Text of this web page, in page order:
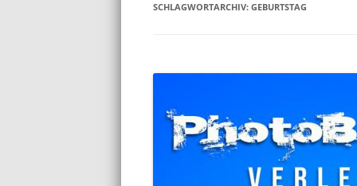
SCHLAGWORTARCHIV: GEBURTSTAG